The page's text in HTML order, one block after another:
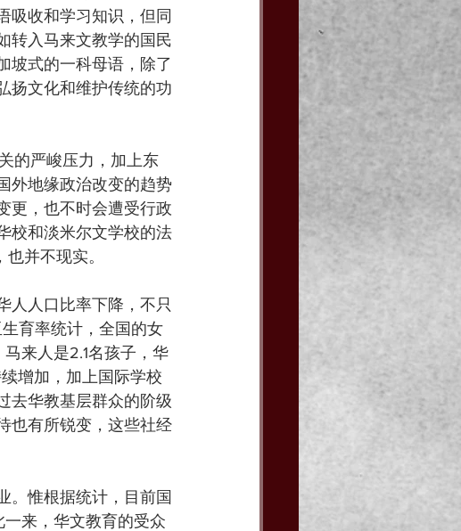
吸收和学习知识，但同
转入马来文教学的国民
坡式的一科母语，除了
扬文化和维护传统的功
的严峻压力，加上东
外地缘政治改变的趋势
更，也不时会遭受行政
校和淡米尔文学校的法
并不现实。
人人口比率下降，不只
育率统计，全国的女
来人是2.1名孩子，华
增加，加上国际学校
去华教基层群众的阶级
也有所锐变，这些社经
。惟根据统计，目前国
一来，华文教育的受众